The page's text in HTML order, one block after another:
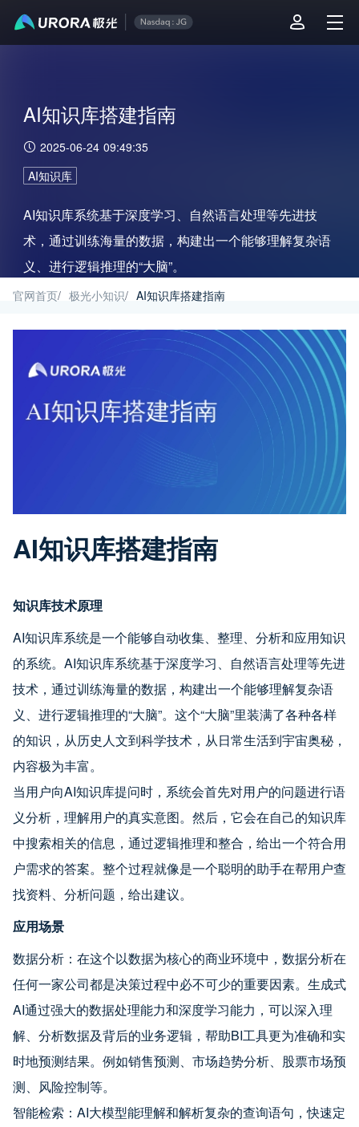
AI知识库搭建指南
2025-06-24 09:49:35
AI知识库
AI知识库系统基于深度学习、自然语言处理等先进技
术，通过训练海量的数据，构建出一个能够理解复杂语
义、进行逻辑推理的“大脑”。
官网首页/ 极光小知识/ AI知识库搭建指南
AI知识库搭建指南
知识库技术原理
AI知识库系统是一个能够自动收集、整理、分析和应用知识
的系统。AI知识库系统基于深度学习、自然语言处理等先进
技术，通过训练海量的数据，构建出一个能够理解复杂语
义、进行逻辑推理的“大脑”。这个“大脑”里装满了各种各样
的知识，从历史人文到科学技术，从日常生活到宇宙奥秘，
内容极为丰富。
当用户向AI知识库提问时，系统会首先对用户的问题进行语
义分析，理解用户的真实意图。然后，它会在自己的知识库
中搜索相关的信息，通过逻辑推理和整合，给出一个符合用
户需求的答案。整个过程就像是一个聪明的助手在帮用户查
找资料、分析问题，给出建议。
应用场景
数据分析：在这个以数据为核心的商业环境中，数据分析在
任何一家公司都是决策过程中必不可少的重要因素。生成式
AI通过强大的数据处理能力和深度学习能力，可以深入理
解、分析数据及背后的业务逻辑，帮助BI工具更为准确和实
时地预测结果。例如销售预测、市场趋势分析、股票市场预
测、风险控制等。
智能检索：AI大模型能理解和解析复杂的查询语句，快速定